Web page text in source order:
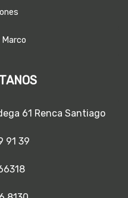
61 Renca Santiago
91 39